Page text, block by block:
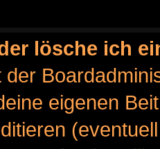
lösche ich
der
eigenen